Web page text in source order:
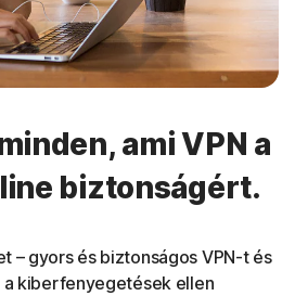
ami VPN a
biztonságért.
– gyors és biztonságos VPN-t és
kiberfenyegetések ellen